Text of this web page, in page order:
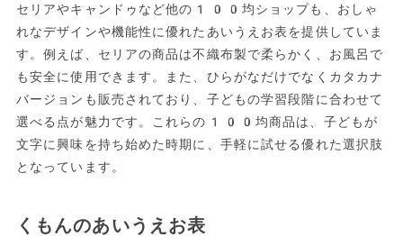
セリアやキャンドゥなど他の100均ショップも、おしゃ
れなデザインや機能性に優れたあいうえお表を提供していま
す。例えば、セリアの商品は不織布製で柔らかく、お風呂で
も安全に使用できます。また、ひらがなだけでなくカタカナ
バージョンも販売されており、子どもの学習段階に合わせて
選べる点が魅力です。これらの100均商品は、子どもが
文字に興味を持ち始めた時期に、手軽に試せる優れた選択肢
となっています。
くもんのあいうえお表